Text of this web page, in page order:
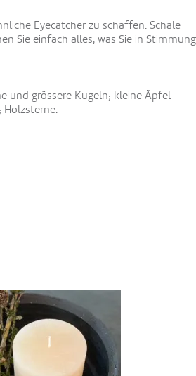
Eyecatcher zu schaffen. Schale
Sie einfach alles, was Sie in Stimmung
und grössere Kugeln; kleine Äpfel
Holzsterne.